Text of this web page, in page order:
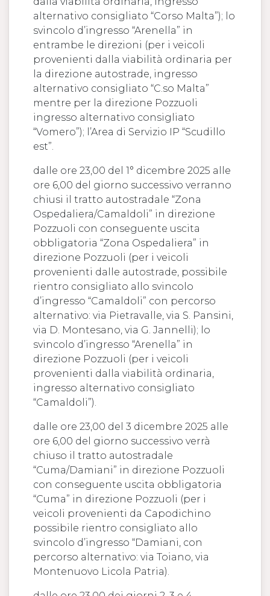
alternativo consigliato “Corso Malta”); lo
svincolo d’ingresso “Arenella” in
entrambe le direzioni (per i veicoli
provenienti dalla viabilità ordinaria per
la direzione autostrade, ingresso
alternativo consigliato “C.so Malta”
mentre per la direzione Pozzuoli
ingresso alternativo consigliato
“Vomero”); l’Area di Servizio IP “Scudillo
est”.
dalle ore 23,00 del 1° dicembre 2025 alle
ore 6,00 del giorno successivo verranno
chiusi il tratto autostradale “Zona
Ospedaliera/Camaldoli” in direzione
Pozzuoli con conseguente uscita
obbligatoria “Zona Ospedaliera” in
direzione Pozzuoli (per i veicoli
provenienti dalle autostrade, possibile
rientro consigliato allo svincolo
d’ingresso “Camaldoli” con percorso
alternativo: via Pietravalle, via S. Pansini,
via D. Montesano, via G. Jannelli); lo
svincolo d’ingresso “Arenella” in
direzione Pozzuoli (per i veicoli
provenienti dalla viabilità ordinaria,
ingresso alternativo consigliato
“Camaldoli”).
dalle ore 23,00 del 3 dicembre 2025 alle
ore 6,00 del giorno successivo verrà
chiuso il tratto autostradale
“Cuma/Damiani” in direzione Pozzuoli
con conseguente uscita obbligatoria
“Cuma” in direzione Pozzuoli (per i
veicoli provenienti da Capodichino
possibile rientro consigliato allo
svincolo d’ingresso “Damiani, con
percorso alternativo: via Toiano, via
Montenuovo Licola Patria).